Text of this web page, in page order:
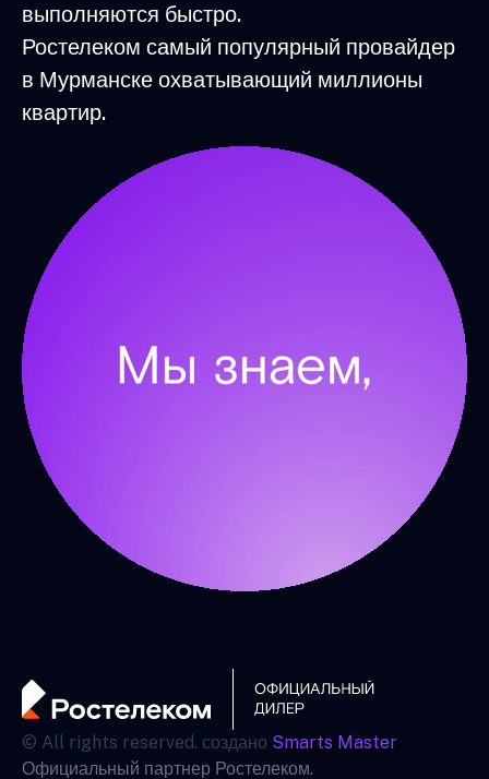
выполняются быстро.
Ростелеком самый популярный провайдер
в Мурманске охватывающий миллионы
квартир.
© All rights reserved. создано Smarts Master
Официальный партнер Ростелеком.